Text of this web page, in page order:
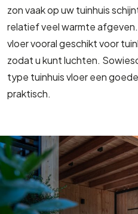
zon vaak op uw tuinhuis
relatief veel warmte
vloer vooral geschikt voor
zodat u kunt luchten.
type tuinhuis vloer een
praktisch.